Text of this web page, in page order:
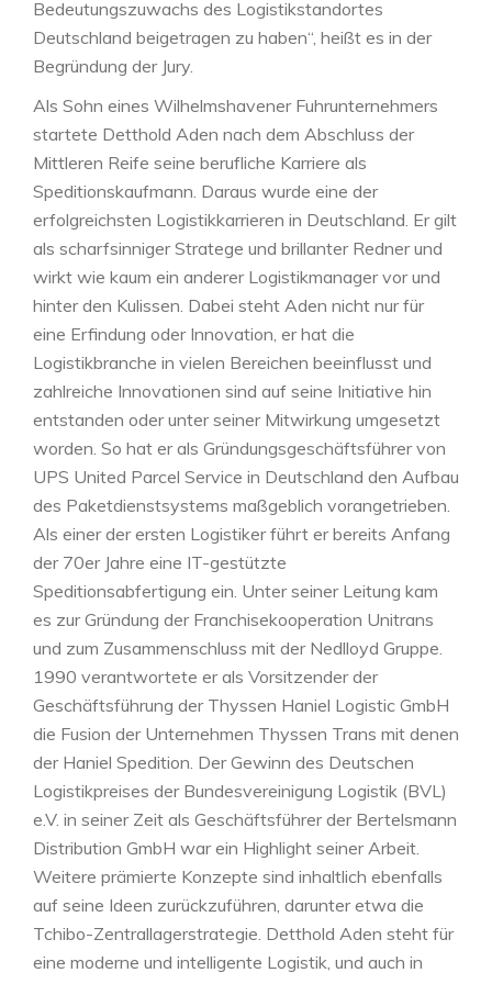
Bedeutungszuwachs des Logistikstandortes
Deutschland beigetragen zu haben“, heißt es in der
Begründung der Jury.
Als Sohn eines Wilhelmshavener Fuhrunternehmers
startete Detthold Aden nach dem Abschluss der
Mittleren Reife seine berufliche Karriere als
Speditionskaufmann. Daraus wurde eine der
erfolgreichsten Logistikkarrieren in Deutschland. Er gilt
als scharfsinniger Stratege und brillanter Redner und
wirkt wie kaum ein anderer Logistikmanager vor und
hinter den Kulissen. Dabei steht Aden nicht nur für
eine Erfindung oder Innovation, er hat die
Logistikbranche in vielen Bereichen beeinflusst und
zahlreiche Innovationen sind auf seine Initiative hin
entstanden oder unter seiner Mitwirkung umgesetzt
worden. So hat er als Gründungsgeschäftsführer von
UPS United Parcel Service in Deutschland den Aufbau
des Paketdienstsystems maßgeblich vorangetrieben.
Als einer der ersten Logistiker führt er bereits Anfang
der 70er Jahre eine IT-gestützte
Speditionsabfertigung ein. Unter seiner Leitung kam
es zur Gründung der Franchisekooperation Unitrans
und zum Zusammenschluss mit der Nedlloyd Gruppe.
1990 verantwortete er als Vorsitzender der
Geschäftsführung der Thyssen Haniel Logistic GmbH
die Fusion der Unternehmen Thyssen Trans mit denen
der Haniel Spedition. Der Gewinn des Deutschen
Logistikpreises der Bundesvereinigung Logistik (BVL)
e.V. in seiner Zeit als Geschäftsführer der Bertelsmann
Distribution GmbH war ein Highlight seiner Arbeit.
Weitere prämierte Konzepte sind inhaltlich ebenfalls
auf seine Ideen zurückzuführen, darunter etwa die
Tchibo-Zentrallagerstrategie. Detthold Aden steht für
eine moderne und intelligente Logistik, und auch in